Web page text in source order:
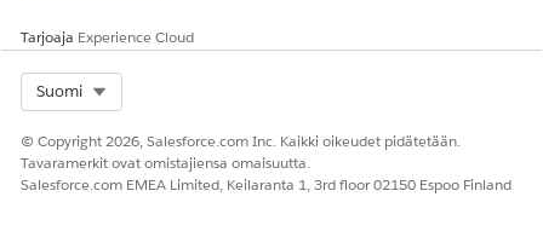
Tarjoaja Experience Cloud
Suomi
© Copyright 2026, Salesforce.com Inc. Kaikki oikeudet pidätetään.
Tavaramerkit ovat omistajiensa omaisuutta.
Salesforce.com EMEA Limited, Keilaranta 1, 3rd floor 02150 Espoo Finland